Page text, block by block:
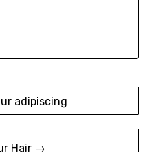
adipiscing
Hair →